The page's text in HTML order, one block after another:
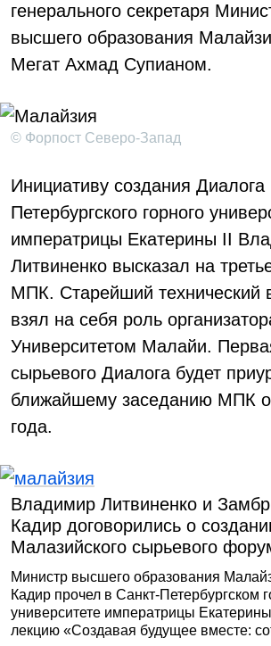
генерального секретаря
высшего образования
Мегат Ахмад Супианом.
© Форпост Северо-Запад
Инициативу создания Диалога
Петербургского горного
императрицы Екатерины II
Литвиненко высказал на
МПК. Старейший технический
взял на себя роль
Университетом Малайи.
сырьевого Диалога будет
ближайшему заседанию МПК
года.
Владимир Литвиненко и
Кадир договорились о
Малазийского сырьевого
Министр высшего образования
Кадир прочел в Санкт-Петербургском
университете императрицы
лекцию «Создавая будущее вместе: